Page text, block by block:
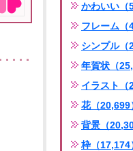
かわいい（
フレーム（
シンプル（
年賀状（
イラスト（
花（20,699
背景（
枠（17,174